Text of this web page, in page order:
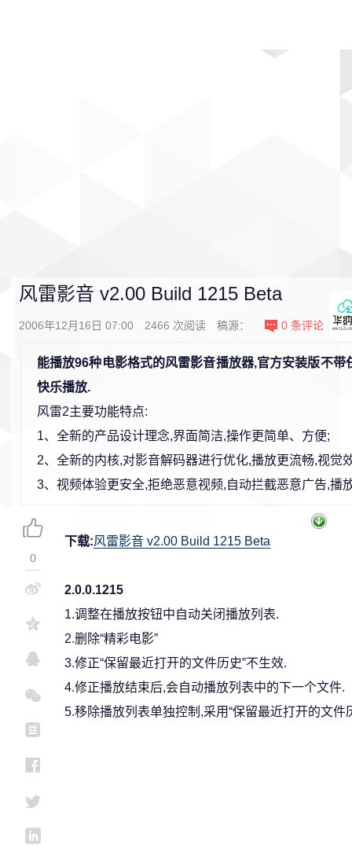
风雷影音 v2.00 Build 1215 Beta
2006年12月16日 07:00 2466 次阅读 稿源： 0 条评论
能播放96种电影格式的风雷影音播放器,官方安装版不带
快乐播放.
风雷2主要功能特点:
1、全新的产品设计理念,界面简洁,操作更简单、方便;
2、全新的内核,对影音解码器进行优化,播放更流畅,视觉
3、视频体验更安全,拒绝恶意视频,自动拦截恶意广告,播
下载:风雷影音 v2.00 Build 1215 Beta
2.0.0.1215
1.调整在播放按钮中自动关闭播放列表.
2.删除“精彩电影”
3.修正“保留最近打开的文件历史”不生效.
4.修正播放结束后,会自动播放列表中的下一个文件.
5.移除播放列表单独控制,采用“保留最近打开的文件
0